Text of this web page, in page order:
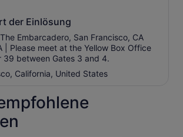
der Einlösung
Embarcadero, San Francisco, CA
| Please meet at the Yellow Box Office
39 between Gates 3 and 4.
California, United States